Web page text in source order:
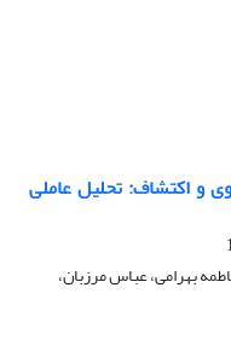
و اکتشاف: تحلیل عاملی
بهرامی، عباس مرزبان،